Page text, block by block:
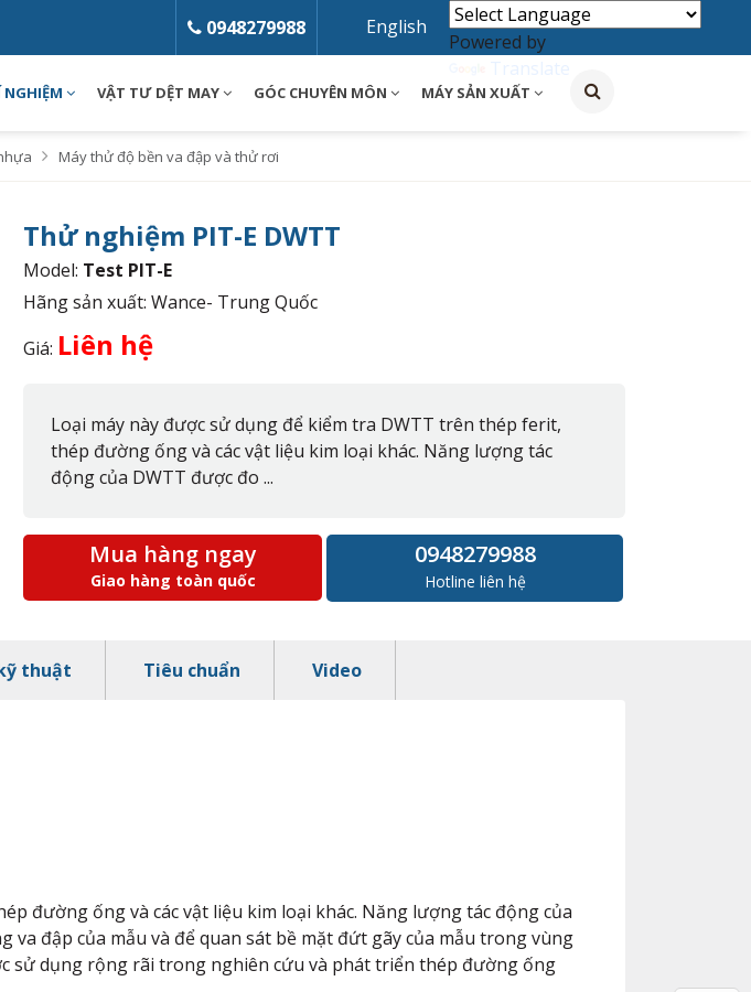
Powered by
Translate
English
0948279988
VẬT TƯ DỆT MAY GÓC CHUYÊN MÔN MÁY SẢN XUẤT
Máy thử độ bền va đập và thử rơi
Thử nghiệm PIT-E DWTT
Model: Test PIT-E
Hãng sản xuất: Wance- Trung Quốc
Giá: Liên hệ
Loại máy này được sử dụng để kiểm tra DWTT trên thép ferit,
thép đường ống và các vật liệu kim loại khác. Năng lượng tác
động của DWTT được đo ...
Mua hàng ngay
Giao hàng toàn quốc
0948279988
Hotline liên hệ
thuật Tiêu chuẩn Video
đường ống và các vật liệu kim loại khác. Năng lượng tác động của
đập của mẫu và để quan sát bề mặt đứt gãy của mẫu trong vùng
sử dụng rộng rãi trong nghiên cứu và phát triển thép đường ống